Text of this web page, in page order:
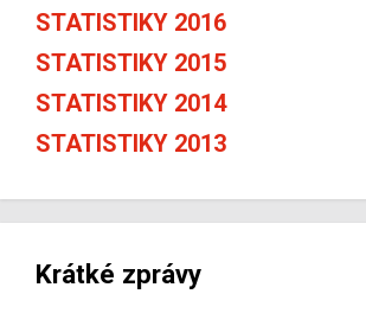
STATISTIKY 2016
STATISTIKY 2015
STATISTIKY 2014
STATISTIKY 2013
Krátké zprávy